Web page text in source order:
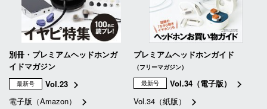
別冊・プレミアムヘッドホンガ
イドマガジン
最新号
Vol.23
電子版（Amazon）
プレミアムヘッドホンガイド
（フリーマガジン）
最新号
Vol.34（電子版）
Vol.34（紙版）